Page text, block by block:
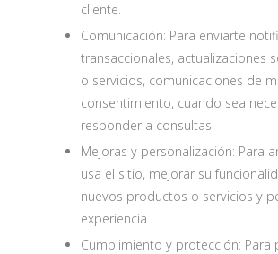
cliente.
Comunicación: Para enviarte
transaccionales, actualizaciones
o servicios, comunicaciones de
consentimiento, cuando sea
responder a consultas.
Mejoras y personalización: Para
usa el sitio, mejorar su
nuevos productos o servicios y
experiencia.
Cumplimiento y protección: Para